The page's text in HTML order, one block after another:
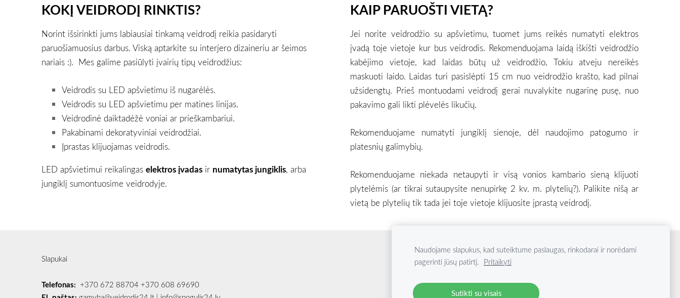
KOKĮ VEIDRODĮ RINKTIS?
Norint išsirinkti jums labiausiai tinkamą veidrodį reikia pasidaryti
paruošiamuosius darbus. Viską aptarkite su interjero dizaineriu ar šeimos
nariais :). Mes galime pasiūlyti įvairių tipų veidrodžius:
Veidrodis su LED apšvietimu iš nugarėlės.
Veidrodis su LED apšvietimu per matines linijas.
Veidrodinė daiktadėžė voniai ar prieškambariui.
Pakabinami dekoratyviniai veidrodžiai.
Įprastas klijuojamas veidrodis.
LED apšvietimui reikalingas elektros įvadas ir numatytas jungiklis, arba
jungiklį sumontuosime veidrodyje.
KAIP PARUOŠTI VIETĄ?
Jei norite veidrodžio su apšvietimu, tuomet jums reikės numatyti elektros
įvadą toje vietoje kur bus veidrodis. Rekomenduojama laidą iškišti veidrodžio
kabėjimo vietoje, kad laidas būtų už veidrodžio, Tokiu atveju nereikės
maskuoti laido. Laidas turi pasislėpti 15 cm nuo veidrodžio krašto, kad pilnai
užsidengtų. Prieš montuodami veidrodį gerai nuvalykite nugarinę pusę, nuo
pakavimo gali likti plėvelės likučių.
Rekomenduojame numatyti jungiklį sienoje, dėl naudojimo patogumo ir
platesnių galimybių.
Rekomenduojame niekada netaupyti ir visą vonios kambario sieną klijuoti
plytelėmis (ar tikrai sutaupysite nenupirkę 2 kv. m. plytelių?). Palikite nišą ar
vietą be plytelių tik tada jei toje vietoje klijuosite įprastą veidrodį.
Slapukai
Telefonas: +370 672 88704 +370 608 69690
Naudojame slapukus, kad suteiktume paslaugas, rinkodarai ir norėdami
pagerinti jūsų patirtį. Pritaikyti
Sutikti su visais